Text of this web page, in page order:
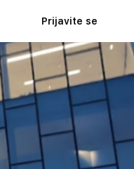
Prijavite se